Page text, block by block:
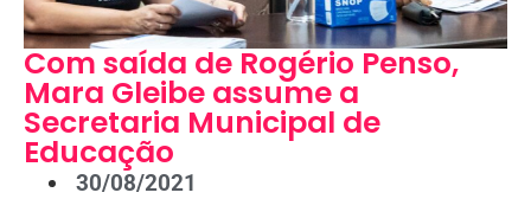
Com saída de Rogério Penso,
Mara Gleibe assume a
Secretaria Municipal de
Educação
30/08/2021